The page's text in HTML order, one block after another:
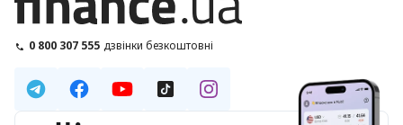
0 800 307 555 дзвінки безкоштовні